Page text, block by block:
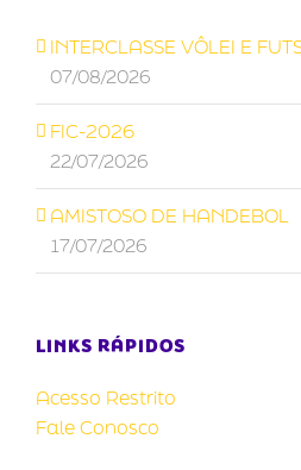
INTERCLASSE VÔLEI E
07/08/2026
FIC-2026
22/07/2026
AMISTOSO DE HANDEBOL
17/07/2026
LINKS RÁPIDOS
Acesso Restrito
Fale Conosco